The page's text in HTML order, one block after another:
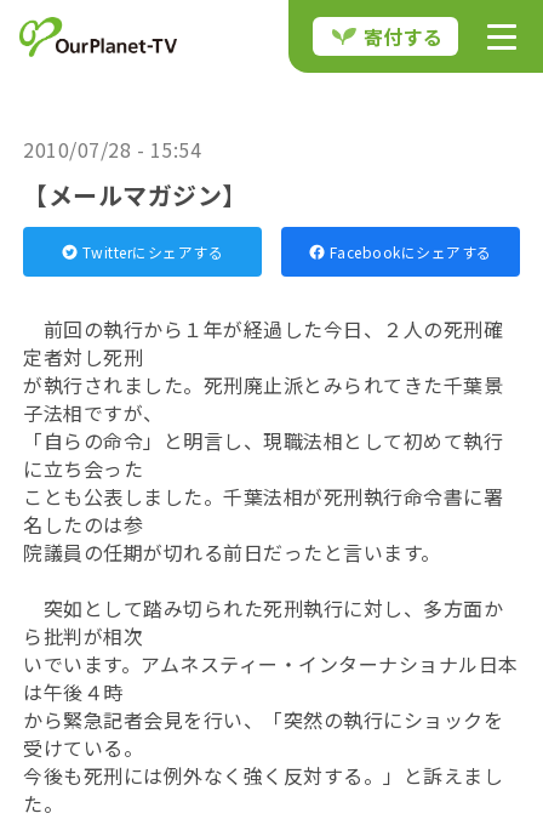
寄付する
2010/07/28 - 15:54
【メールマガジン】
Twitterにシェアする Facebookにシェアする
前回の執行から１年が経過した今日、２人の死刑確
定者対し死刑
が執行されました。死刑廃止派とみられてきた千葉景
子法相ですが、
「自らの命令」と明言し、現職法相として初めて執行
に立ち会った
ことも公表しました。千葉法相が死刑執行命令書に署
名したのは参
院議員の任期が切れる前日だったと言います。
突如として踏み切られた死刑執行に対し、多方面か
ら批判が相次
いでいます。アムネスティー・インターナショナル日本
は午後４時
から緊急記者会見を行い、「突然の執行にショックを
受けている。
今後も死刑には例外なく強く反対する。」と訴えまし
た。